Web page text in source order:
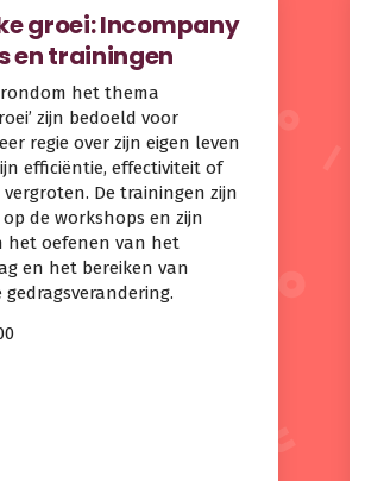
groei: Incompany
en trainingen
het thema
zijn bedoeld voor
regie over zijn eigen leven
efficiëntie, effectiviteit of
De trainingen zijn
de workshops en zijn
het oefenen van het
en het bereiken van